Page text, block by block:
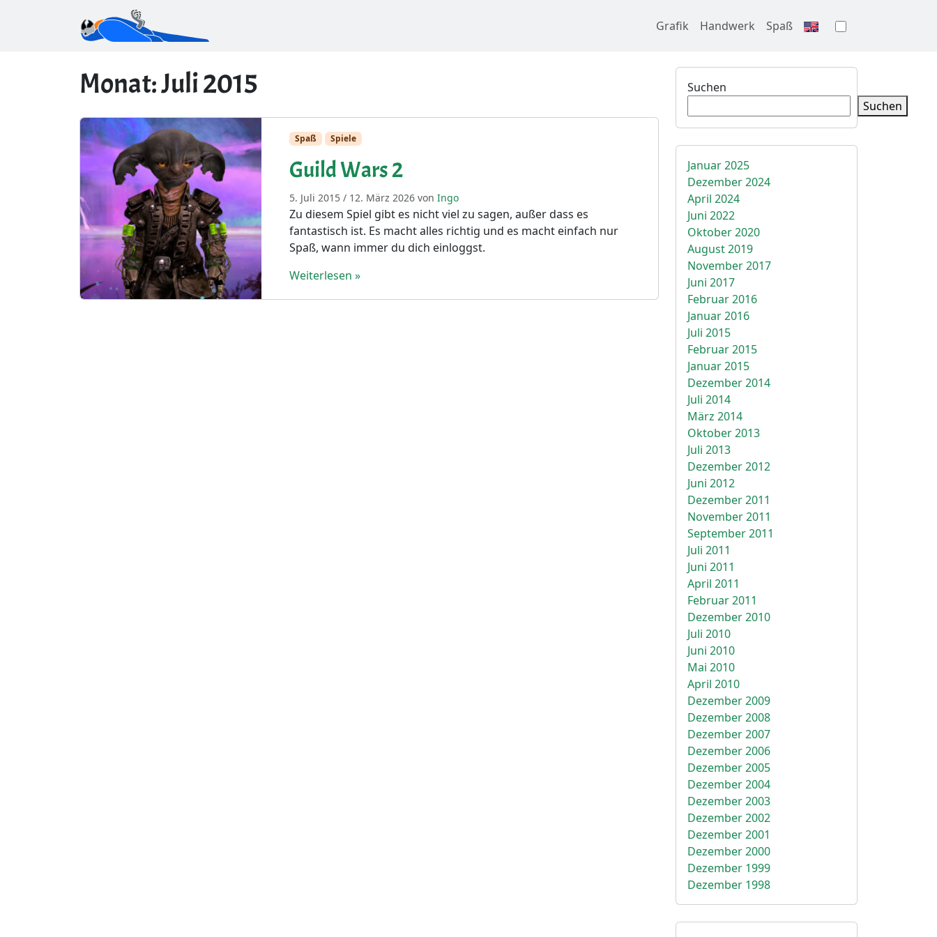
Grafik Handwerk Spaß
Monat:Juli 2015
Spaß Spiele
Guild Wars 2
5. Juli 2015 / 12. März 2026 vonIngo
Zu diesem Spiel gibt es nicht viel zu sagen, außer dass es
fantastisch ist. Es macht alles richtig und es macht einfach nur
Spaß, wann immer du dich einloggst.
Weiterlesen »
Suchen
Suchen
Januar 2025
Dezember 2024
April 2024
Juni 2022
Oktober 2020
August 2019
November 2017
Juni 2017
Februar 2016
Januar 2016
Juli 2015
Februar 2015
Januar 2015
Dezember 2014
Juli 2014
März 2014
Oktober 2013
Juli 2013
Dezember 2012
Juni 2012
Dezember 2011
November 2011
September 2011
Juli 2011
Juni 2011
April 2011
Februar 2011
Dezember 2010
Juli 2010
Juni 2010
Mai 2010
April 2010
Dezember 2009
Dezember 2008
Dezember 2007
Dezember 2006
Dezember 2005
Dezember 2004
Dezember 2003
Dezember 2002
Dezember 2001
Dezember 2000
Dezember 1999
Dezember 1998